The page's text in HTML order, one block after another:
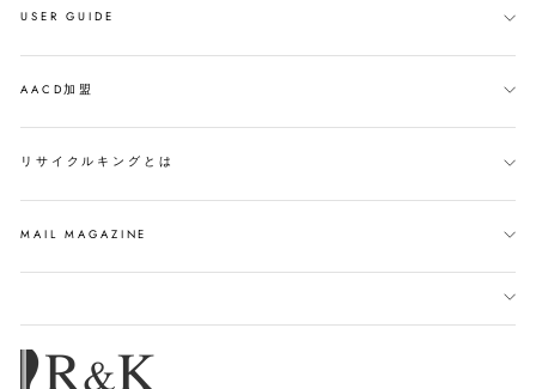
USER GUIDE
AACD加盟
リサイクルキングとは
MAIL MAGAZINE